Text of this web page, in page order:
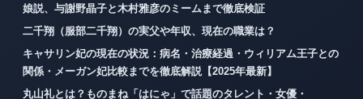
娘説、与謝野晶子と木村雅彦のミームまで徹底検証
二千翔（服部二千翔）の実父や年収、現在の職業は？
キャサリン妃の現在の状況：病名・治療経過・ウィリアム王子との
関係・メーガン妃比較までを徹底解説【2025年最新】
丸山礼とは？ものまね「はにゃ」で話題のタレント・女優・